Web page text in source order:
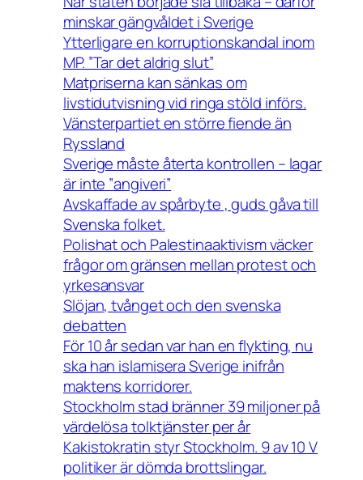
minskar gängvåldet i Sverige
Ytterligare en korruptionskandal inom
MP. ”Tar det aldrig slut”
Matpriserna kan sänkas om
livstidutvisning vid ringa stöld införs.
Vänsterpartiet en större fiende än
Ryssland
Sverige måste återta kontrollen – lagar
är inte ”angiveri”
Avskaffade av spårbyte , guds gåva till
Svenska folket.
Polishat och Palestinaaktivism väcker
frågor om gränsen mellan protest och
yrkesansvar
Slöjan, tvånget och den svenska
debatten
För 10 år sedan var han en flykting, nu
ska han islamisera Sverige inifrån
maktens korridorer.
Stockholm stad bränner 39 miljoner på
värdelösa tolktjänster per år
Kakistokratin styr Stockholm. 9 av 10 V
politiker är dömda brottslingar.